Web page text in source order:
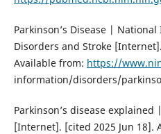
Parkinson’s Disease |
Disorders and Stroke
Available from: https://
information/disorders/
Parkinson’s disease
[Internet]. [cited 2025 Jun 18].